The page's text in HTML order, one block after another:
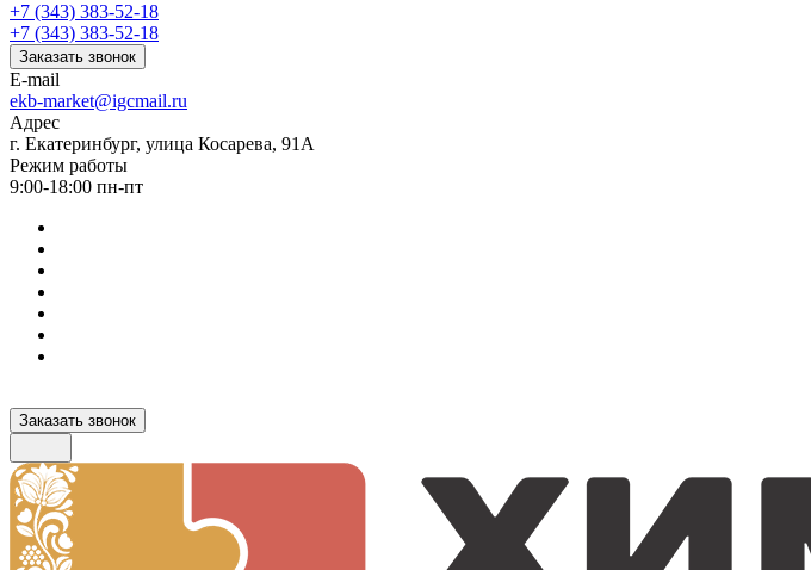
+7 (343) 383-52-18
+7 (343) 383-52-18
Заказать звонок
E-mail
ekb-market@igcmail.ru
Адрес
г. Екатеринбург, улица Косарева, 91А
Режим работы
9:00-18:00 пн-пт
Заказать звонок